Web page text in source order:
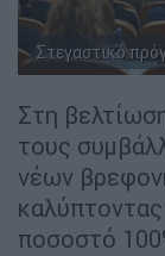
Στεγαστικό
Στη
τους
νέων
ποσοστό